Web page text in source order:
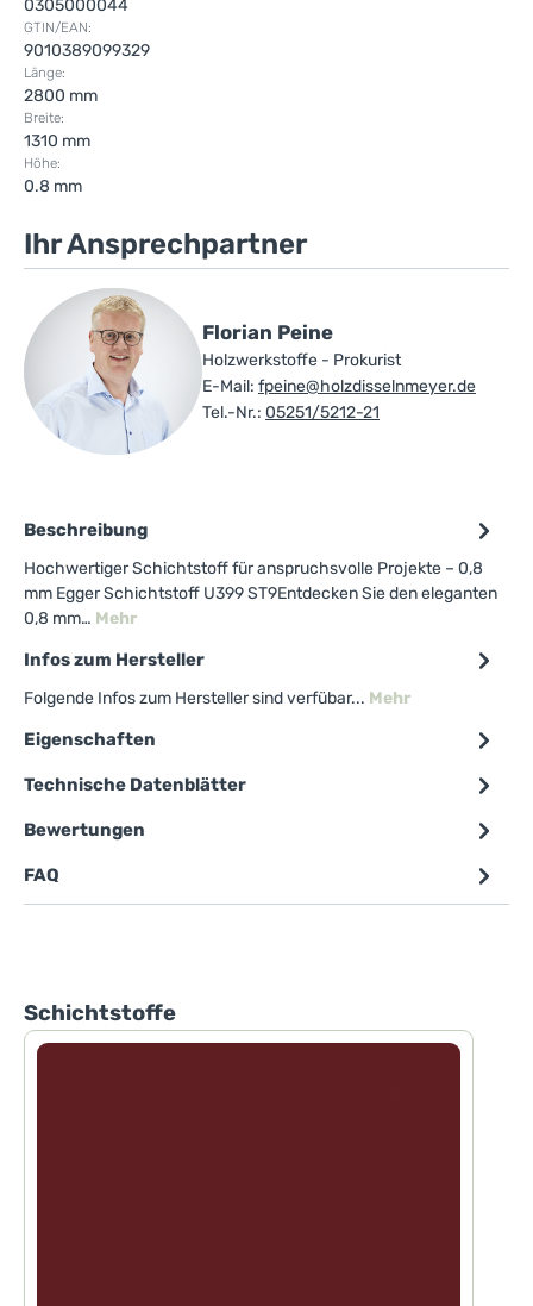
0305000044
GTIN/EAN:
9010389099329
Länge:
2800 mm
Breite:
1310 mm
Höhe:
0.8 mm
Ihr Ansprechpartner
Florian Peine
Holzwerkstoffe - Prokurist
E-Mail: fpeine@holzdisselnmeyer.de
Tel.-Nr.: 05251/5212-21
Beschreibung
Hochwertiger Schichtstoff für anspruchsvolle Projekte – 0,8
mm Egger Schichtstoff U399 ST9Entdecken Sie den eleganten
0,8 mm… Mehr
Infos zum Hersteller
Folgende Infos zum Hersteller sind verfübar... Mehr
Eigenschaften
Technische Datenblätter
Bewertungen
FAQ
Produktgalerie überspringen
Schichtstoffe